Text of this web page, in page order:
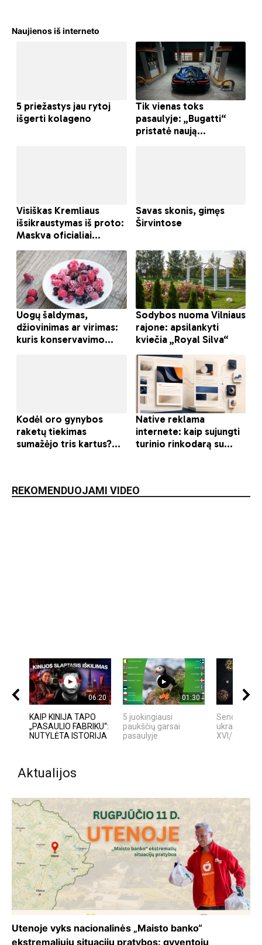
Naujienos iš interneto
REKOMENDUOJAMI VIDEO
06:20
KAIP KINIJA TAPO
„PASAULIO FABRIKU“:
NUTYLĖTA ISTORIJA
01:30
5 juokingiausi
paukščių garsai
pasaulyje
Senoviniai
XVI⧸XVII
Aktualijos
Utenoje vyks nacionalinės „Maisto banko“
ekstremaliųjų situacijų pratybos: gyventojų